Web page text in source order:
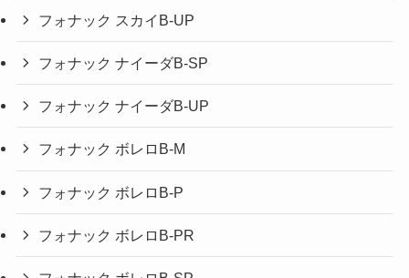
フォナック スカイB-UP
フォナック ナイーダB-SP
フォナック ナイーダB-UP
フォナック ボレロB-M
フォナック ボレロB-P
フォナック ボレロB-PR